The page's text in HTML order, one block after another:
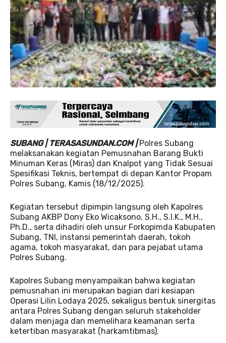
SUBANG | TERASASUNDAN.COM |Polres Subang
melaksanakan kegiatan Pemusnahan Barang Bukti
Minuman Keras (Miras) dan Knalpot yang Tidak Sesuai
Spesifikasi Teknis, bertempat di depan Kantor Propam
Polres Subang, Kamis (18/12/2025).
Kegiatan tersebut dipimpin langsung oleh Kapolres
Subang AKBP Dony Eko Wicaksono, S.H., S.I.K., M.H.,
Ph.D., serta dihadiri oleh unsur Forkopimda Kabupaten
Subang, TNI, instansi pemerintah daerah, tokoh
agama, tokoh masyarakat, dan para pejabat utama
Polres Subang.
Kapolres Subang menyampaikan bahwa kegiatan
pemusnahan ini merupakan bagian dari kesiapan
Operasi Lilin Lodaya 2025, sekaligus bentuk sinergitas
antara Polres Subang dengan seluruh stakeholder
dalam menjaga dan memelihara keamanan serta
ketertiban masyarakat (harkamtibmas).